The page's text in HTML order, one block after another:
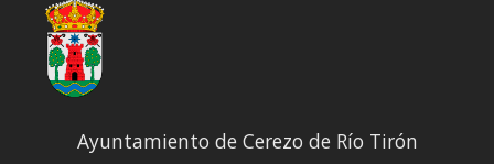
Ayuntamiento de Cerezo de Río Tirón